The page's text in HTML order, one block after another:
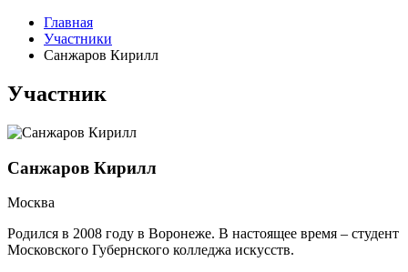
Главная
Участники
Санжаров Кирилл
Участник
Санжаров Кирилл
Москва
Родился в 2008 году в Воронеже. В настоящее время – студент
Московского Губернского колледжа искусств.